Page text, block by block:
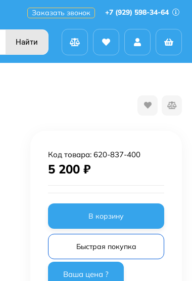
Заказать звонок +7 (929) 598-34-64
Найти
Код товара: 620-837-400
5 200 ₽
В корзину
Быстрая покупка